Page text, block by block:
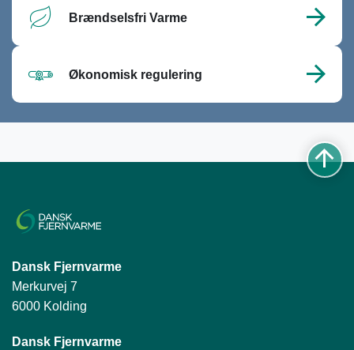
Brændselsfri Varme
Økonomisk regulering
Dansk Fjernvarme
Merkurvej 7
6000 Kolding
Dansk Fjernvarme